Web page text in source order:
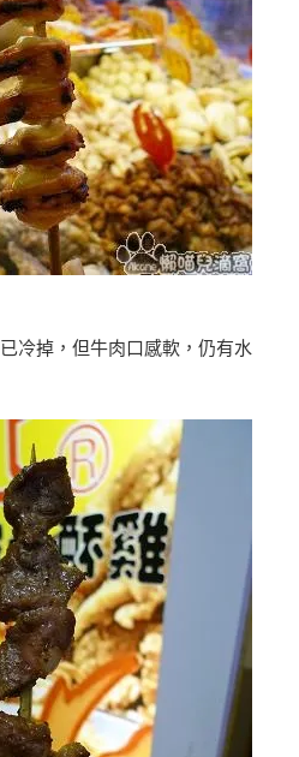
冷掉，但牛肉口感軟，仍有水